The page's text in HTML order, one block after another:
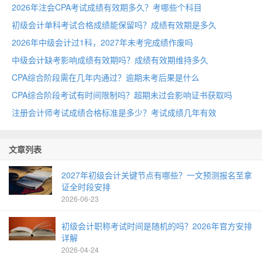
2026年注会CPA考试成绩有效期多久？考哪些个科目
初级会计单科考试合格成绩能保留吗？成绩有效期是多久
2026年中级会计过1科，2027年未考完成绩作废吗
中级会计缺考影响成绩有效期吗？成绩有效期维持多久
CPA综合阶段需在几年内通过？逾期未考后果是什么
CPA综合阶段考试有时间限制吗？超期未过会影响证书获取吗
注册会计师考试成绩合格标准是多少？考试成绩几年有效
文章列表
2027年初级会计关键节点有哪些？一文预测报名至拿
证全时段安排
2026-06-23
初级会计职称考试时间是随机的吗？2026年官方安排
详解
2026-04-24